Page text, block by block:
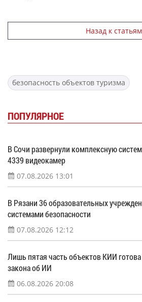
Назад к статьям
безопасность объектов туризма
ПОПУЛЯРНОЕ
В Сочи развернули комплексную
4339 видеокамер
07.08.2026 13:01
В Рязани 36 образовательных
системами безопасности
07.08.2026 12:12
Лишь пятая часть объектов КИИ
закона об ИИ
06.08.2026 20:08